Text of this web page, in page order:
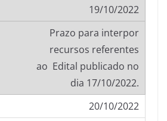
19/10/2022
Prazo para interpor
recursos referentes
ao Edital publicado no
dia 17/10/2022.
20/10/2022